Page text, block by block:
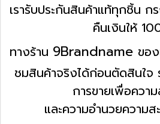
เรารับประกันสินค้าแท้ทุกชิ้น ก
คืนเงินให้
ทางร้าน 9Brandname ของ
ชมสินค้าจริงได้ก่อนตัดสินใจ
การขายเพื่อควา
และความอำนวยความ